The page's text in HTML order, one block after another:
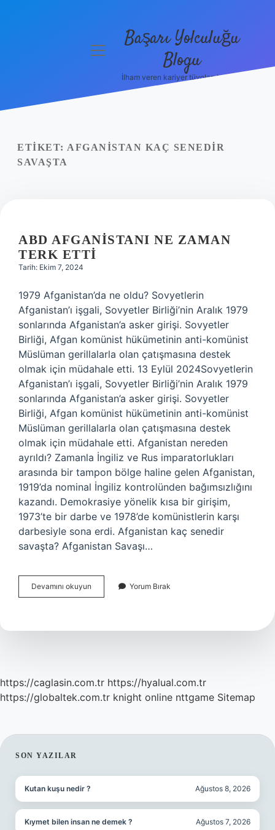
Yasal Uyarı
menüyüBaşarı Yolculuğu
Blogu
İlham veren kariyer tüyoları burada!
ETIKET: AFGANISTAN KAÇ SENEDIR
SAVAŞTA
ABD AFGANISTANI NE ZAMAN
TERK ETTI
Tarih: Ekim 7, 2024
1979 Afganistan’da ne oldu? Sovyetlerin
Afganistan’ı işgali, Sovyetler Birliği’nin Aralık 1979
sonlarında Afganistan’a asker girişi. Sovyetler
Birliği, Afgan komünist hükümetinin anti-komünist
Müslüman gerillalarla olan çatışmasına destek
olmak için müdahale etti. 13 Eylül 2024Sovyetlerin
Afganistan’ı işgali, Sovyetler Birliği’nin Aralık 1979
sonlarında Afganistan’a asker girişi. Sovyetler
Birliği, Afgan komünist hükümetinin anti-komünist
Müslüman gerillalarla olan çatışmasına destek
olmak için müdahale etti. Afganistan nereden
ayrıldı? Zamanla İngiliz ve Rus imparatorlukları
arasında bir tampon bölge haline gelen Afganistan,
1919’da nominal İngiliz kontrolünden bağımsızlığını
kazandı. Demokrasiye yönelik kısa bir girişim,
1973’te bir darbe ve 1978’de komünistlerin karşı
darbesiyle sona erdi. Afganistan kaç senedir
savaşta? Afganistan Savaşı…
Devamını okuyun
Afganistanı
Terk
Yorum Bırak
https://caglasin.com.tr https://hyalual.com.tr
https://globaltek.com.tr knight online nttgame Sitemap
SIDEBAR
SON YAZILAR
Kutan kuşu nedir ? Ağustos 8, 2026
Kıymet bilen insan ne demek ? Ağustos 7, 2026